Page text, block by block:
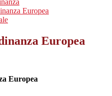
Europea
Europea
Europea